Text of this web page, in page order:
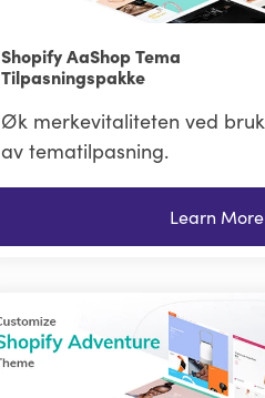
Shopify AaShop Tema
Tilpasningspakke
Øk merkevitaliteten ved bruk
av tematilpasning.
Learn More